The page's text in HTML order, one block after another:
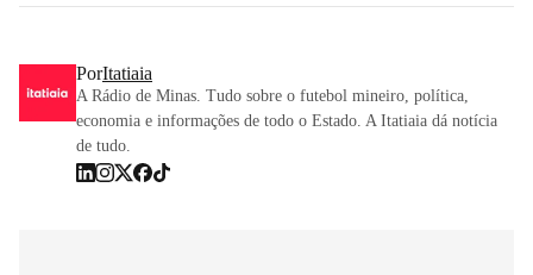
PorItatiaia
A Rádio de Minas. Tudo sobre o futebol mineiro, política,
economia e informações de todo o Estado. A Itatiaia dá notícia
de tudo.